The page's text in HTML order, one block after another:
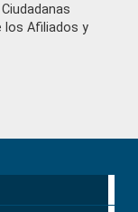
los Afiliados y